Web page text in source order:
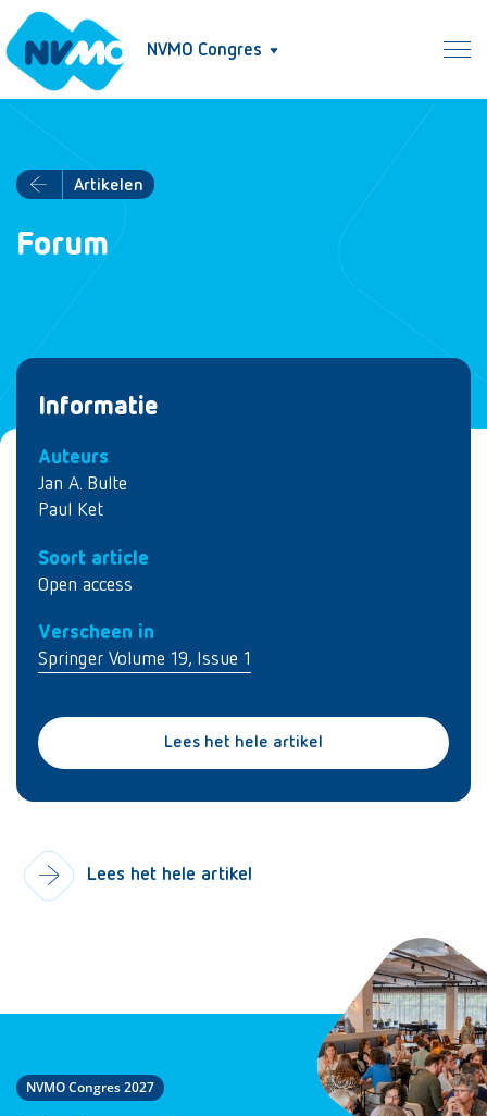
NVMO Congres
Artikelen
Forum
Informatie
Auteurs
Jan A. Bulte
Paul Ket
Soort article
Open access
Verscheen in
Springer Volume 19, Issue 1
Lees het hele artikel
Lees het hele artikel
NVMO Congres 2027